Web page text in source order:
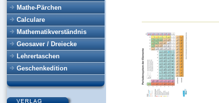
Mathe-Pärchen
Calculare
Mathematikverständnis
Geosaver / Dreiecke
Lehrertaschen
Geschenkedition